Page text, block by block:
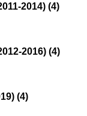
2014) (4)
2016) (4)
(4)